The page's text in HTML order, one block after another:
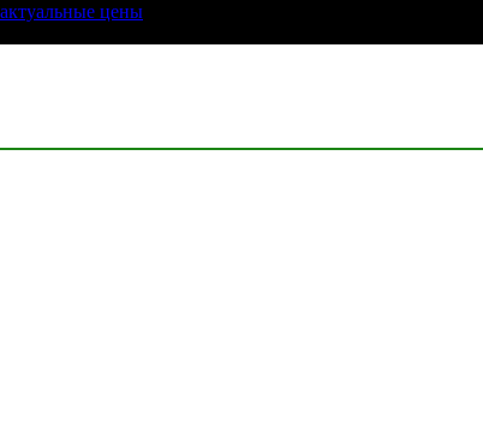
цены